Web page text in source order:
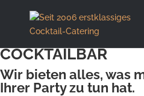
Schritt 1/4
MIETEN SIE EINE
COCKTAILBAR
Wir bieten alles, was
Ihrer Party zu tun hat.